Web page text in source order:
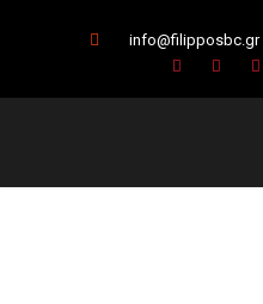
info@filipposbc.gr